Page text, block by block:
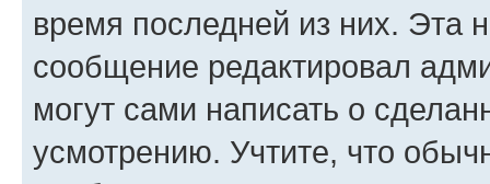
время последней из них. Эта
сообщение редактировал
могут сами написать о
усмотрению. Учтите, что